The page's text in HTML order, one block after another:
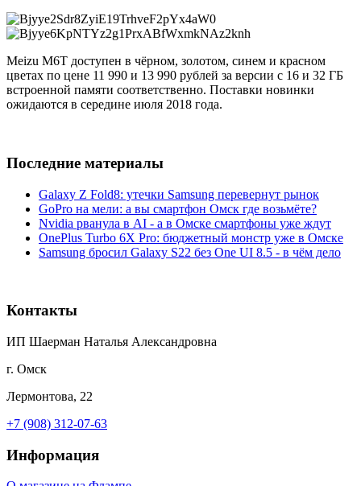
Meizu M6T доступен в чёрном, золотом, синем и красном
цветах по цене 11 990 и 13 990 рублей за версии с 16 и 32 ГБ
встроенной памяти соответственно. Поставки новинки
ожидаются в середине июля 2018 года.
Последние материалы
Galaxy Z Fold8: утечки Samsung перевернут рынок
GoPro на мели: а вы смартфон Омск где возьмёте?
Nvidia рванула в AI - а в Омске смартфоны уже ждут
OnePlus Turbo 6X Pro: бюджетный монстр уже в Омске
Samsung бросил Galaxy S22 без One UI 8.5 - в чём дело
Контакты
ИП Шаерман Наталья Александровна
г. Омск
Лермонтова, 22
+7 (908) 312-07-63
Информация